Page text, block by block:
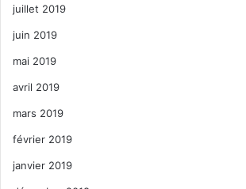
juillet 2019
juin 2019
mai 2019
avril 2019
mars 2019
février 2019
janvier 2019